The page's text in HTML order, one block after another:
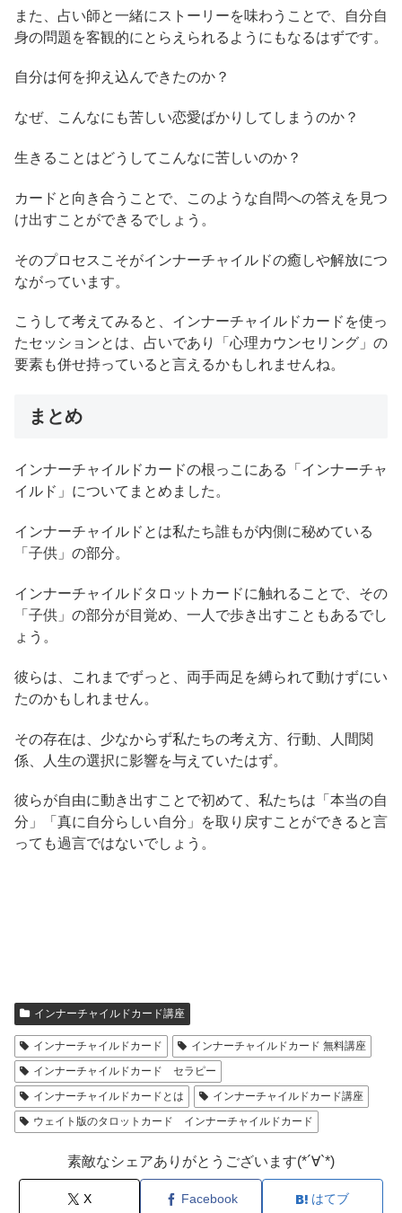
また、占い師と一緒にストーリーを味わうことで、自分自
身の問題を客観的にとらえられるようにもなるはずです。
自分は何を抑え込んできたのか？
なぜ、こんなにも苦しい恋愛ばかりしてしまうのか？
生きることはどうしてこんなに苦しいのか？
カードと向き合うことで、このような自問への答えを見つ
け出すことができるでしょう。
そのプロセスこそがインナーチャイルドの癒しや解放につ
ながっています。
こうして考えてみると、インナーチャイルドカードを使っ
たセッションとは、占いであり「心理カウンセリング」の
要素も併せ持っていると言えるかもしれませんね。
まとめ
インナーチャイルドカードの根っこにある「インナーチャ
イルド」についてまとめました。
インナーチャイルドとは私たち誰もが内側に秘めている
「子供」の部分。
インナーチャイルドタロットカードに触れることで、その
「子供」の部分が目覚め、一人で歩き出すこともあるでし
ょう。
彼らは、これまでずっと、両手両足を縛られて動けずにい
たのかもしれません。
その存在は、少なからず私たちの考え方、行動、人間関
係、人生の選択に影響を与えていたはず。
彼らが自由に動き出すことで初めて、私たちは「本当の自
分」「真に自分らしい自分」を取り戻すことができると言
っても過言ではないでしょう。
インナーチャイルドカード講座
インナーチャイルドカード
インナーチャイルドカード 無料講座
インナーチャイルドカード セラピー
インナーチャイルドカードとは
インナーチャイルドカード講座
ウェイト版のタロットカード インナーチャイルドカード
素敵なシェアありがとうございます(*´∀`*)
X Facebook はてブ